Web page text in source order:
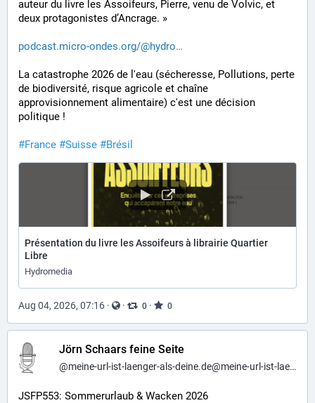
auteur du livre les Assoifeurs, Pierre, venu de Volvic, et
deux protagonistes d’Ancrage. »
podcast.micro-ondes.org/@hydro
La catastrophe 2026 de l'eau (sécheresse, Pollutions, perte
de biodiversité, risque agricole et chaîne
approvisionnement alimentaire) c'est une décision
politique !
#France #Suisse #Brésil
Présentation du livre les Assoifeurs à librairie Quartier
Libre
Hydromedia
Aug 04, 2026, 07:16 · · 0 · 0
Jörn Schaars feine Seite
@meine-url-ist-laenger-als-deine.de@meine-url-ist-laenger-als-deine.de
JSFP553: Sommerurlaub & Wacken 2026